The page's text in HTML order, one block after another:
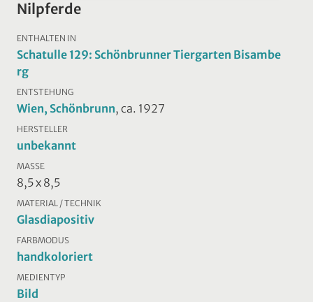
Nilpferde
ENTHALTEN IN
Schatulle 129: Schönbrunner Tiergarten Bisambe
rg
ENTSTEHUNG
Wien, Schönbrunn, ca. 1927
HERSTELLER
unbekannt
MASSE
8,5 x 8,5
MATERIAL / TECHNIK
Glasdiapositiv
FARBMODUS
handkoloriert
MEDIENTYP
Bild